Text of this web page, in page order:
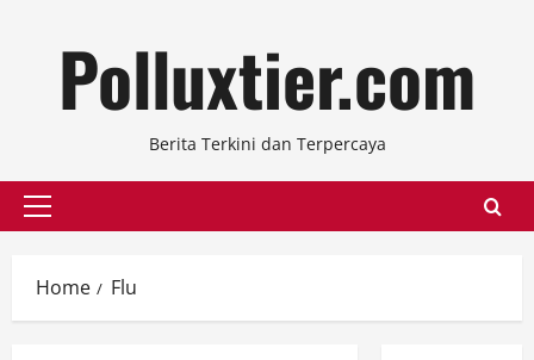
Polluxtier.com
Berita Terkini dan Terpercaya
Primary
Home Flu